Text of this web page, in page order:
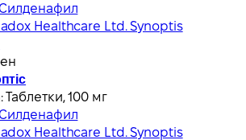
Healthcare Ltd. Synoptis
Таблетки, 100 мг
Healthcare Ltd. Synoptis